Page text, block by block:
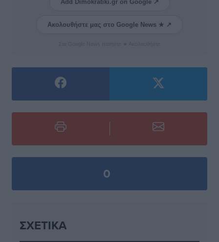
Add Dimokratiki.gr on Google ↗
Ακολουθήστε μας στο Google News ★ ↗
0
ΣΧΕΤΙΚΆ